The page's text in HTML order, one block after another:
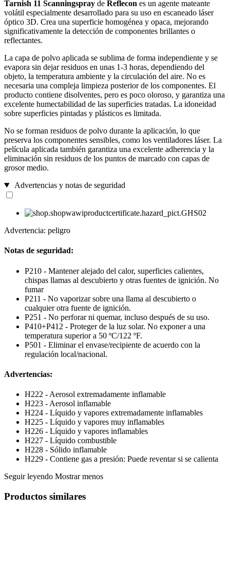
Tarnish 11 Scanningspray de Reflecon es un agente mateante
volátil especialmente desarrollado para su uso en escaneado láser
óptico 3D. Crea una superficie homogénea y opaca, mejorando
significativamente la detección de componentes brillantes o
reflectantes.
La capa de polvo aplicada se sublima de forma independiente y se
evapora sin dejar residuos en unas 1-3 horas, dependiendo del
objeto, la temperatura ambiente y la circulación del aire. No es
necesaria una compleja limpieza posterior de los componentes. El
producto contiene disolventes, pero es poco oloroso, y garantiza una
excelente humectabilidad de las superficies tratadas. La idoneidad
sobre superficies pintadas y plásticos es limitada.
No se forman residuos de polvo durante la aplicación, lo que
preserva los componentes sensibles, como los ventiladores láser. La
película aplicada también garantiza una excelente adherencia y la
eliminación sin residuos de los puntos de marcado con capas de
grosor medio.
Advertencias y notas de seguridad
Advertencia: peligro
Notas de seguridad:
P210 - Mantener alejado del calor, superficies calientes,
chispas llamas al descubierto y otras fuentes de ignición. No
fumar
P211 - No vaporizar sobre una llama al descubierto o
cualquier otra fuente de ignición.
P251 - No perforar ni quemar, incluso después de su uso.
P410+P412 - Proteger de la luz solar. No exponer a una
temperatura superior a 50 ºC/122 ºF.
P501 - Eliminar el envase/recipiente de acuerdo con la
regulación local/nacional.
Advertencias:
H222 - Aerosol extremadamente inflamable
H223 - Aerosol inflamable
H224 - Líquido y vapores extremadamente inflamables
H225 - Líquido y vapores muy inflamables
H226 - Líquido y vapores inflamables
H227 - Líquido combustible
H228 - Sólido inflamable
H229 - Contiene gas a presión: Puede reventar si se calienta
Seguir leyendo Mostrar menos
Productos similares